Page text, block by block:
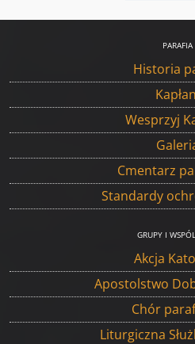
PARAFIA
Historia
Wesprzyj
Cmentarz
Standardy
GRUPY I
Akcja
Apostolstwo
Chór
Liturgiczna